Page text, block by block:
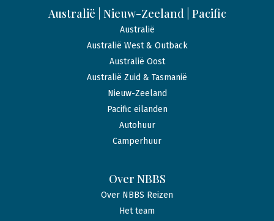
Australië | Nieuw-Zeeland | Pacific
Australië
Australië West & Outback
Australië Oost
Australië Zuid & Tasmanië
Nieuw-Zeeland
Pacific eilanden
Autohuur
Camperhuur
Over NBBS
Over NBBS Reizen
Het team